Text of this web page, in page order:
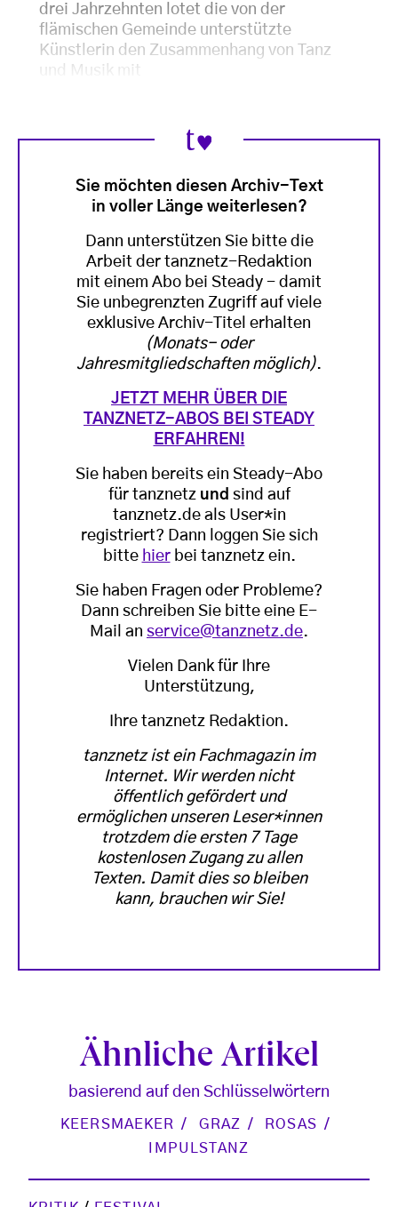
drei Jahrzehnten lotet die von der
flämischen Gemeinde unterstützte
Künstlerin den Zusammenhang von Tanz
und Musik mit
Sie möchten diesen Archiv-Text
in voller Länge weiterlesen?
Dann unterstützen Sie bitte die
Arbeit der tanznetz-Redaktion
mit einem Abo bei Steady - damit
Sie unbegrenzten Zugriff auf viele
exklusive Archiv-Titel erhalten
(Monats- oder
Jahresmitgliedschaften möglich).
JETZT MEHR ÜBER DIE
TANZNETZ-ABOS BEI STEADY
ERFAHREN!
Sie haben bereits ein Steady-Abo
für tanznetz und sind auf
tanznetz.de als User*in
registriert? Dann loggen Sie sich
bitte hierbei tanznetz ein.
Sie haben Fragen oder Probleme?
Dann schreiben Sie bitte eine E-
Mail an service@tanznetz.de.
Vielen Dank für Ihre
Unterstützung,
Ihre tanznetz Redaktion.
tanznetz ist ein Fachmagazin im
Internet. Wir werden nicht
öffentlich gefördert und
ermöglichen unseren Leser*innen
trotzdem die ersten 7 Tage
kostenlosen Zugang zu allen
Texten. Damit dies so bleiben
kann, brauchen wir Sie!
Ähnliche Artikel
basierend auf den Schlüsselwörtern
KEERSMAEKER GRAZ
ROSAS
IMPULSTANZ